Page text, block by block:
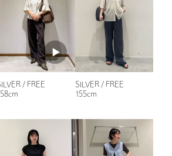
いビーズがアクセントになって、涼しげ
レスが汚れがちですが、ビーズなので少
/ FREE
SILVER / FREE
155cm